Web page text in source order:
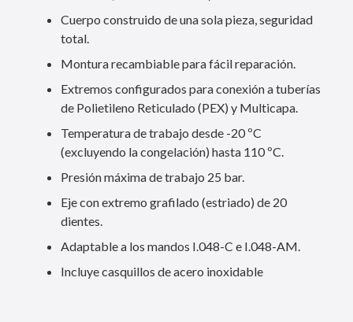
Cuerpo construido de una sola pieza, seguridad
total.
Montura recambiable para fácil reparación.
Extremos configurados para conexión a tuberías
de Polietileno Reticulado (PEX) y Multicapa.
Temperatura de trabajo desde -20 ºC
(excluyendo la congelación) hasta 110 ºC.
Presión máxima de trabajo 25 bar.
Eje con extremo grafilado (estriado) de 20
dientes.
Adaptable a los mandos I.048-C e I.048-AM.
Incluye casquillos de acero inoxidable